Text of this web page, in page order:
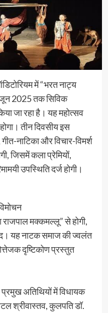
में “भरत नाट्य
2025 तक सिविक
जा रहा है। यह महोत्सव
तीन दिवसीय इस
नाटिका और विचार-विमर्श
जिसमें कला प्रेमियों,
उपस्थिति दर्ज होगी।
मक्कमल्लू” से होगी,
यह नाटक समाज की ज्वलंत
दृष्टिकोण प्रस्तुत
प्रमुख अतिथियों में विधायक
श्रीवास्तव, कुलपति डॉ.